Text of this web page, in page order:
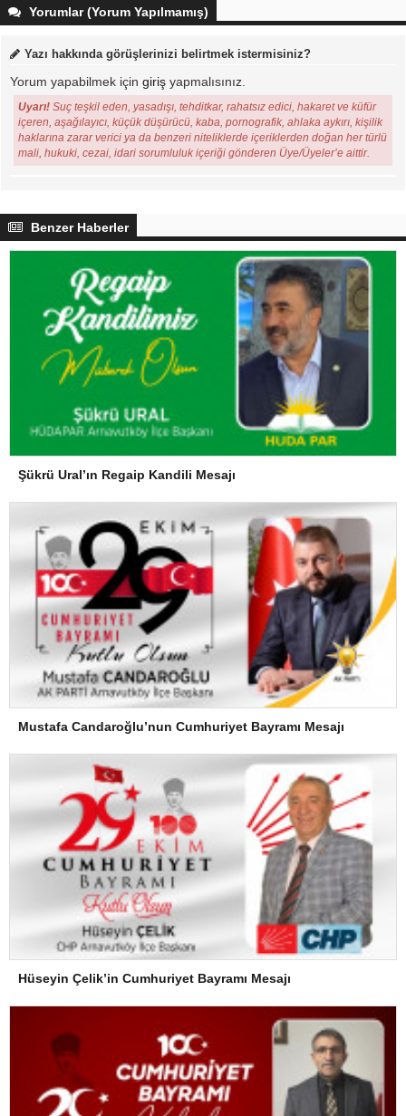
Yorumlar (Yorum Yapılmamış)
Yazı hakkında görüşlerinizi belirtmek istermisiniz?
Yorum yapabilmek için giriş yapmalısınız.
Uyarı! Suç teşkil eden, yasadışı, tehditkar, rahatsız edici, hakaret ve küfür
içeren, aşağılayıcı, küçük düşürücü, kaba, pornografik, ahlaka aykırı, kişilik
haklarına zarar verici ya da benzeri niteliklerde içeriklerden doğan her türlü
mali, hukuki, cezai, idari sorumluluk içeriği gönderen Üye/Üyeler’e aittir.
Benzer Haberler
Şükrü Ural’ın Regaip Kandili Mesajı
Mustafa Candaroğlu’nun Cumhuriyet Bayramı Mesajı
Hüseyin Çelik’in Cumhuriyet Bayramı Mesajı